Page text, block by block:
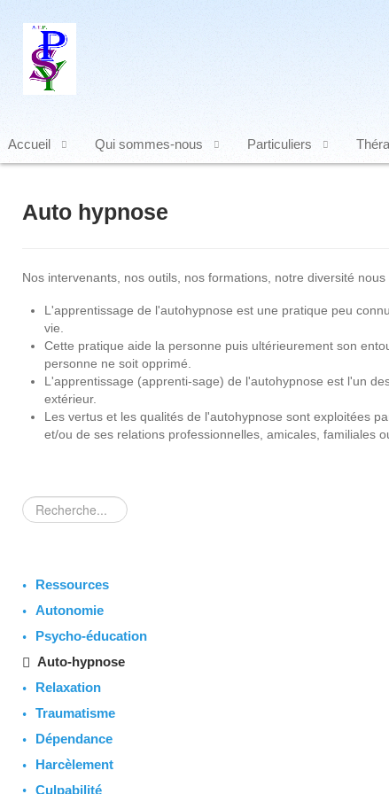
Accueil Qui sommes-nous Particuliers
Auto hypnose
Nos intervenants, nos outils, nos formations, notre diversité
L'apprentissage de l'autohypnose est une pratique peu
vie.
Cette pratique aide la personne puis ultérieurement son
personne ne soit opprimé.
L'apprentissage (apprenti-sage) de l'autohypnose est l'un
extérieur.
Les vertus et les qualités de l'autohypnose sont exploitées
et/ou de ses relations professionnelles, amicales, familiales
Rechercher
Ressources
Autonomie
Psycho-éducation
Auto-hypnose
Relaxation
Traumatisme
Dépendance
Harcèlement
Culpabilité